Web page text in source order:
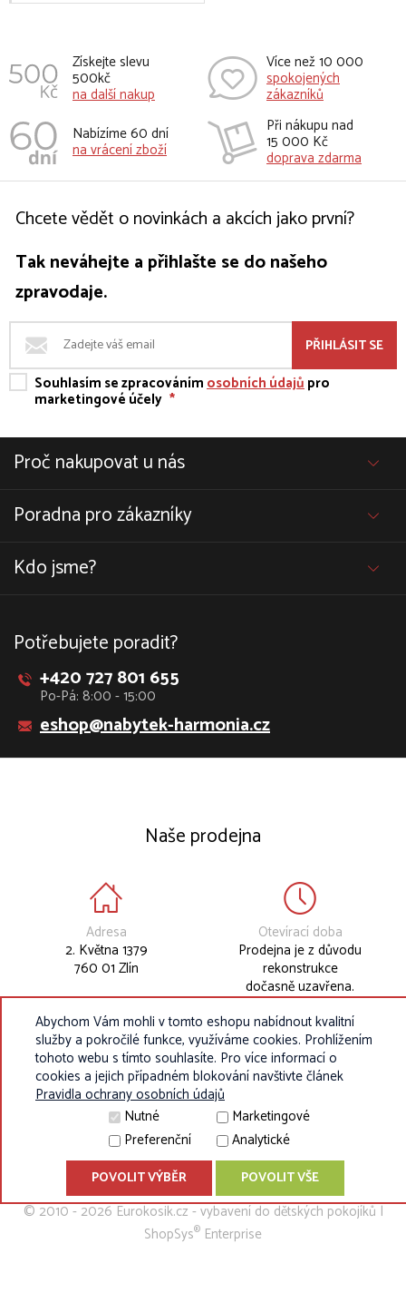
Získejte slevu
500kč
na další nakup
Více než 10 000
spokojených
zákazníků
Nabízíme 60 dní
na vrácení zboží
Při nákupu nad
15 000 Kč
doprava zdarma
Chcete vědět o novinkách a akcích jako první?
Tak neváhejte a přihlašte se do našeho
zpravodaje.
PŘIHLÁSIT SE
Souhlasím se zpracovánímosobních údajůpro
marketingové účely *
Proč nakupovat u nás
Poradna pro zákazníky
Kdo jsme?
Potřebujete poradit?
+420 727 801 655
Po-Pá: 8:00 - 15:00
eshop@nabytek-harmonia.cz
Naše prodejna
Adresa
2. Května 1379
760 01 Zlín
Otevírací doba
Prodejna je z důvodu
rekonstrukce
dočasně uzavřena.
© 2010 - 2026 Eurokosik.cz - vybavení do dětských pokojíků |
ShopSys® Enterprise
Abychom Vám mohli v tomto eshopu nabídnout kvalitní
služby a pokročilé funkce, využíváme cookies. Prohlížením
tohoto webu s tímto souhlasíte. Pro více informací o
cookies a jejich případném blokování navštivte článek
Pravidla ochrany osobních údajů
Nutné
Marketingové
Preferenční
Analytické
POVOLIT VÝBĚR POVOLIT VŠE